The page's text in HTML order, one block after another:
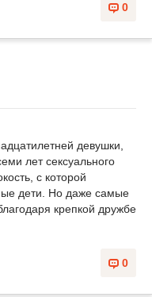
0
девушки,
лет сексуального
с которой
дети. Но даже самые
крепкой дружбе
0